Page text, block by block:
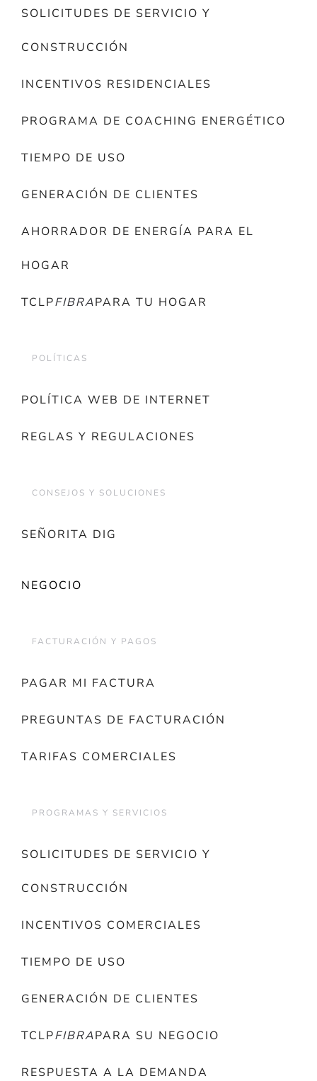
SOLICITUDES DE SERVICIO Y
CONSTRUCCIÓN
INCENTIVOS RESIDENCIALES
PROGRAMA DE COACHING ENERGÉTICO
TIEMPO DE USO
GENERACIÓN DE CLIENTES
AHORRADOR DE ENERGÍA PARA EL
HOGAR
TCLPFIBRAPARA TU HOGAR
POLÍTICAS
POLÍTICA WEB DE INTERNET
REGLAS Y REGULACIONES
CONSEJOS Y SOLUCIONES
SEÑORITA DIG
NEGOCIO
FACTURACIÓN Y PAGOS
PAGAR MI FACTURA
PREGUNTAS DE FACTURACIÓN
TARIFAS COMERCIALES
PROGRAMAS Y SERVICIOS
SOLICITUDES DE SERVICIO Y
CONSTRUCCIÓN
INCENTIVOS COMERCIALES
TIEMPO DE USO
GENERACIÓN DE CLIENTES
TCLPFIBRAPARA SU NEGOCIO
RESPUESTA A LA DEMANDA